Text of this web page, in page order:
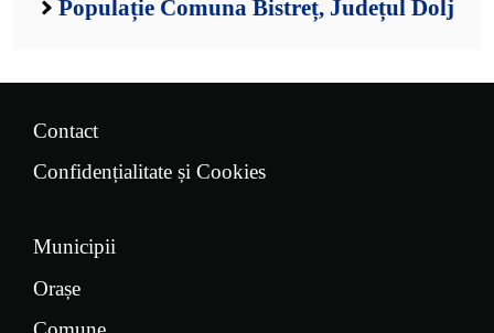
Populație Comuna Bistreț, Județul Dolj
Contact
Confidențialitate și Cookies
Municipii
Orașe